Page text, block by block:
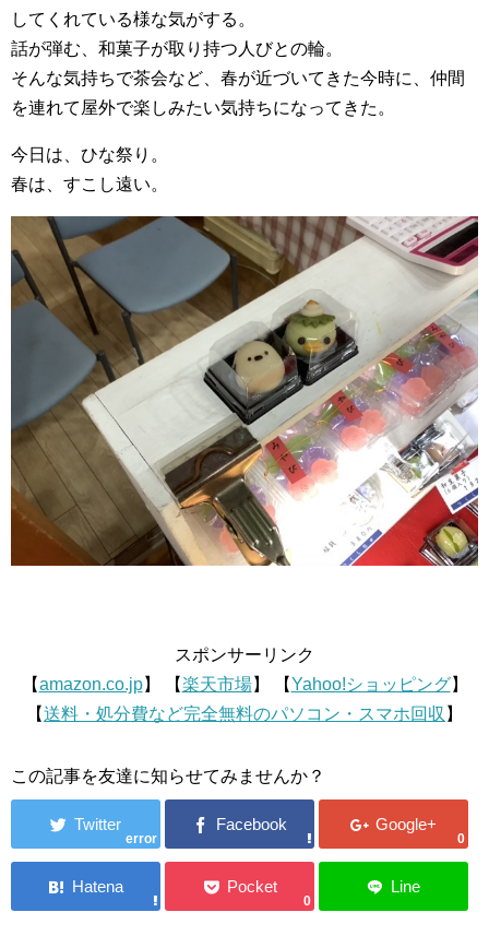
してくれている様な気がする。
話が弾む、和菓子が取り持つ人びとの輪。
そんな気持ちで茶会など、春が近づいてきた今時に、仲間
を連れて屋外で楽しみたい気持ちになってきた。
今日は、ひな祭り。
春は、すこし遠い。
スポンサーリンク
【amazon.co.jp】 【楽天市場】 【Yahoo!ショッピング】
【送料・処分費など完全無料のパソコン・スマホ回収 】
この記事を友達に知らせてみませんか？
error 0
0